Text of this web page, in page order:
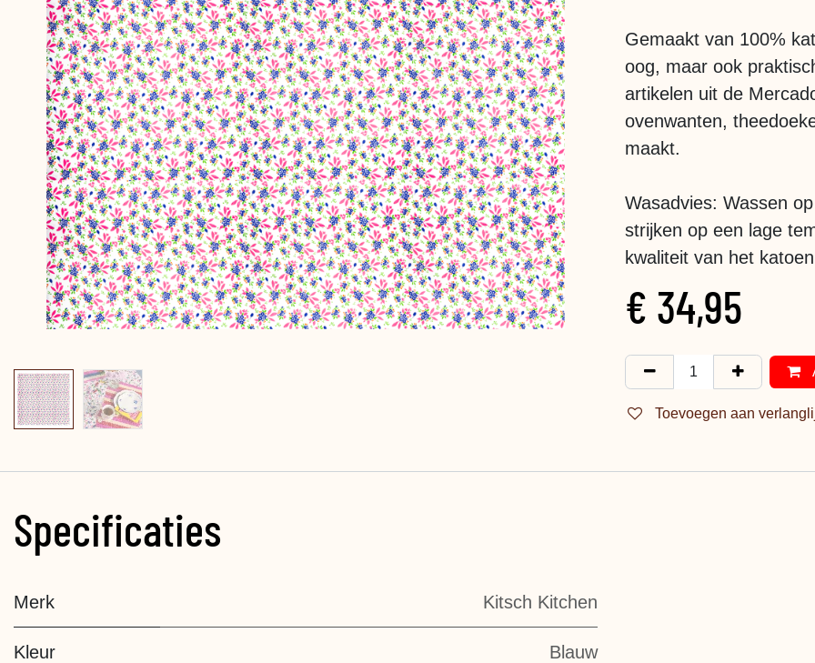
Gemaakt van 100%
oog, maar ook
artikelen uit de
ovenwanten,
maakt.
Wasadvies: Wassen
strijken op een lage
kwaliteit van het
€ 34,95
Toevoegen aan
Specificaties
Merk Kitsch Kitchen
Kleur Blauw